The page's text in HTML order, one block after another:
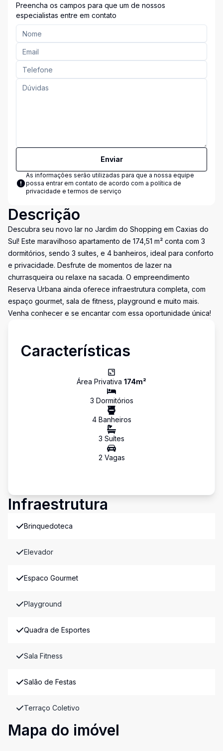
Preencha os campos para que um de nossos
especialistas entre em contato
Enviar
As informações serão utilizadas para que a nossa equipe
possa entrar em contato de acordo com a política de
privacidade e termos de serviço
Descrição
Descubra seu novo lar no Jardim do Shopping em Caxias do
Sul! Este maravilhoso apartamento de 174,51 m² conta com 3
dormitórios, sendo 3 suítes, e 4 banheiros, ideal para conforto
e privacidade. Desfrute de momentos de lazer na
churrasqueira ou relaxe na sacada. O empreendimento
Reserva Urbana ainda oferece infraestrutura completa, com
espaço gourmet, sala de fitness, playground e muito mais.
Venha conhecer e se encantar com essa oportunidade única!
Características
Área Privativa 174m²
3 Dormitórios
4Banheiros
3 Suítes
2 Vagas
Infraestrutura
Brinquedoteca
Elevador
Espaco Gourmet
Playground
Quadra de Esportes
Sala Fitness
Salão de Festas
Terraço Coletivo
Mapa do imóvel